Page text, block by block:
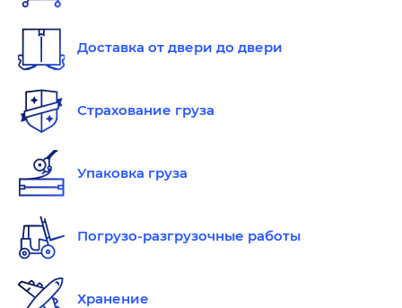
Доставка от двери до двери
Страхование груза
Упаковка груза
Погрузо-разгрузочные работы
Хранение